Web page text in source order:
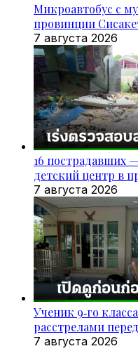
Микроавтобус с
провинции
7 августа 2026
16 пострадавших
детский центр в
7 августа 2026
Ученик 9‑го
расстрелами
7 августа 2026